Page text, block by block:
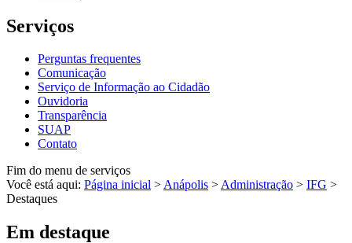
Serviços
Perguntas frequentes
Comunicação
Serviço de Informação ao Cidadão
Ouvidoria
Transparência
SUAP
Contato
Fim do menu de serviços
Você está aqui: Página inicial >Anápolis >Administração > IFG >
Destaques
Em destaque